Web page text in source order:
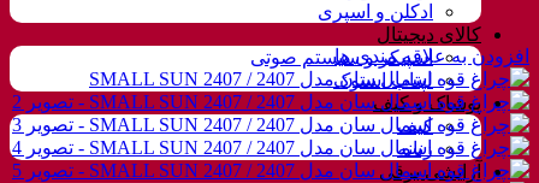
ادکلن و اسپری
کالای دیجیتال
اسپیکر و سیستم صوتی
لپتاب استوک
پوشاک و کیف
کیف
زنانه
آرایشی برقی
افزودن به علاقه مندی ها